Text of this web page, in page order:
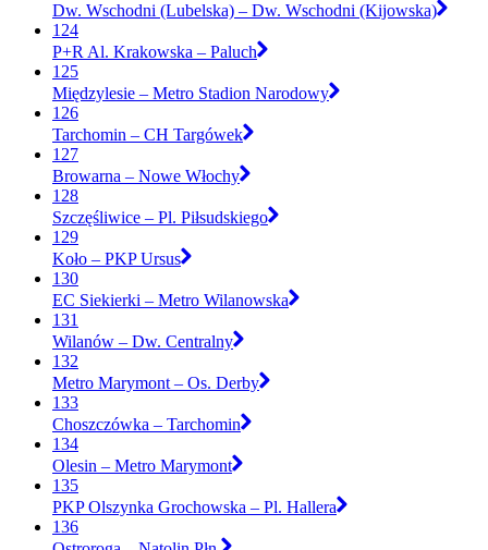
Dw. Wschodni (Lubelska) – Dw. Wschodni (Kijowska)
124
P+R Al. Krakowska – Paluch
125
Międzylesie – Metro Stadion Narodowy
126
Tarchomin – CH Targówek
127
Browarna – Nowe Włochy
128
Szczęśliwice – Pl. Piłsudskiego
129
Koło – PKP Ursus
130
EC Siekierki – Metro Wilanowska
131
Wilanów – Dw. Centralny
132
Metro Marymont – Os. Derby
133
Choszczówka – Tarchomin
134
Olesin – Metro Marymont
135
PKP Olszynka Grochowska – Pl. Hallera
136